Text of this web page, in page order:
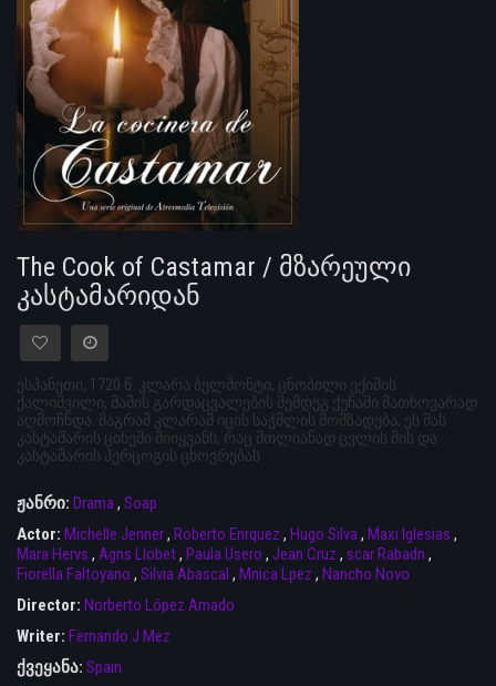
The Cook of Castamar / მზარეული
კასტამარიდან
ესპანეთი, 1720 წ. კლარა ბელმონტი, ცნობილი ექიმის
ქალიშვილი, მამის გარდაცვალების შემდეგ ქუჩაში მათხოვარად
აღმოჩნდა. მაგრამ კლარამ იცის საჭმლის მომზადება, ეს მას
კასტამარის ციხეში მიიყვანს, რაც მთლიანად ცვლის მის და
კასტამარის ჰერცოგის ცხოვრებას
ჟანრი: Drama , Soap
Actor: Michelle Jenner, Roberto Enrquez , Hugo Silva , Maxi Iglesias ,
Mara Hervs , Agns Llobet, Paula Usero , Jean Cruz , scar Rabadn ,
Fiorella Faltoyano , Silvia Abascal , Mnica Lpez , Nancho Novo
Director: Norberto López Amado
Writer: Fernando J Mez
ქვეყანა: Spain